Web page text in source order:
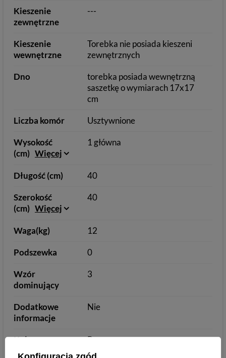
Kieszenie
zewnętrzne
---
Kieszenie
wewnętrzne
Torebka nie posiada kieszeni
zewnętrznych
Dno
torebka posiada wewnętrzną
saszetkę o wymiarach 17x17
cm
Liczba komór Usztywnione
Wysokość
(cm) Więcej
1 główna
Długość (cm) 40
Szerokość
(cm) Więcej
40
Waga(kg) 12
Podszewka 0
Wzór
dominujący
3
Dodatkowe
informacje
Nie
Kolory Bez wzoru